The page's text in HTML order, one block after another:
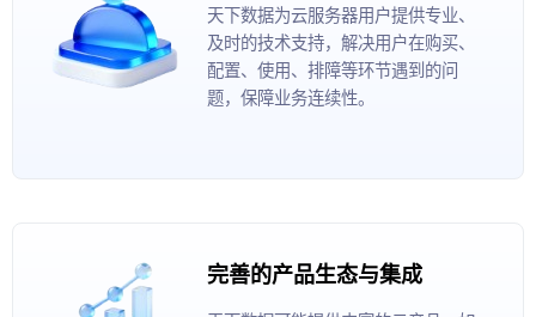
天下数据为云服务器用户提供专业、
及时的技术支持，解决用户在购买、
配置、使用、排障等环节遇到的问
题，保障业务连续性。
完善的产品生态与集成